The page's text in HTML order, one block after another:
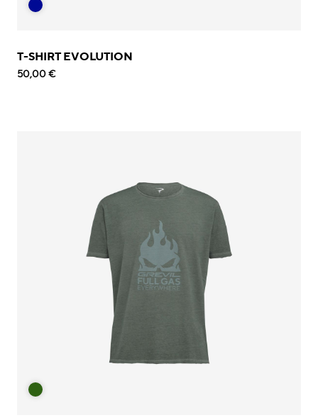
T-SHIRT EVOLUTION
50,00 €